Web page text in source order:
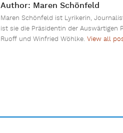
Author: Maren Schönfeld
Maren Schönfeld ist Lyrikerin,
ist sie die Präsidentin der Auswärtigen
Ruoff und Winfried Wöhlke.View all